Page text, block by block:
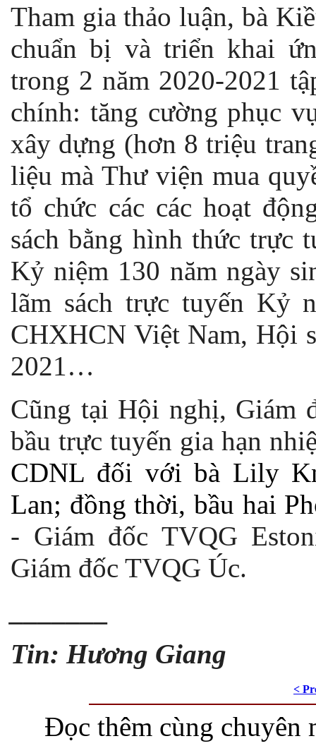
Tham gia thảo luận, bà
chuẩn bị và triển khai
trong 2 năm 2020-2021
chính: tăng cường phục
xây dựng (hơn 8 triệu
liệu mà Thư viện mua
tổ chức các các hoạt
sách bằng hình thức trực
Kỷ niệm 130 năm ngày
lãm sách trực tuyến Kỷ
CHXHCN Việt Nam, Hội
2021…
Cũng tại Hội nghị, Giám
bầu trực tuyến gia hạn
CDNL đối với bà Lily
Lan; đồng thời, bầu hai
- Giám đốc TVQG
Giám đốc TVQG Úc.
Tin: Hương Giang
<
Đọc thêm cùng chuyên